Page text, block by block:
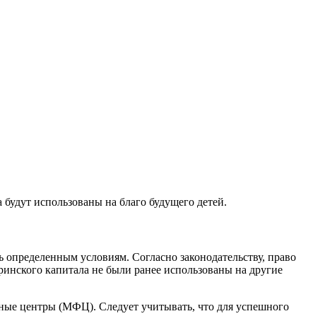
использованы на благо будущего детей.
условиям. Согласно законодательству, право
капитала не были ранее использованы на другие
центры (МФЦ). Следует учитывать, что для успешного